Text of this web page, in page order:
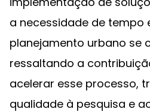
a necessidade de
planejamento urbano se
ressaltando a
acelerar esse processo,
qualidade à pesquisa e